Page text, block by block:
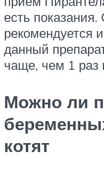
есть
рекомендуется
данный
чаще, чем 1 раз
Можно ли
котят